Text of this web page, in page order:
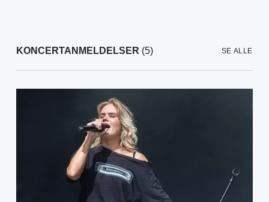
KONCERTANMELDELSER (5) SE ALLE